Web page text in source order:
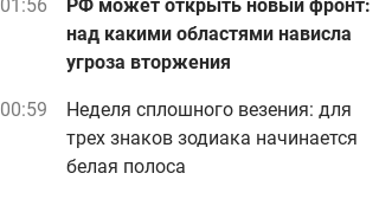
01:56
РФ может открыть новый фронт:
над какими областями нависла
угроза вторжения
00:59
Неделя сплошного везения: для
трех знаков зодиака начинается
белая полоса